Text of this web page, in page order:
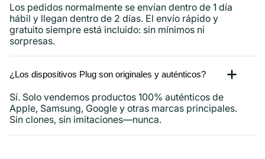
Los pedidos normalmente se envían dentro de 1 día
hábil y llegan dentro de 2 días. El envío rápido y
gratuito siempre está incluido: sin mínimos ni
sorpresas.
¿Los dispositivos Plug son originales y auténticos?
Sí. Solo vendemos productos 100% auténticos de
Apple, Samsung, Google y otras marcas principales.
Sin clones, sin imitaciones—nunca.